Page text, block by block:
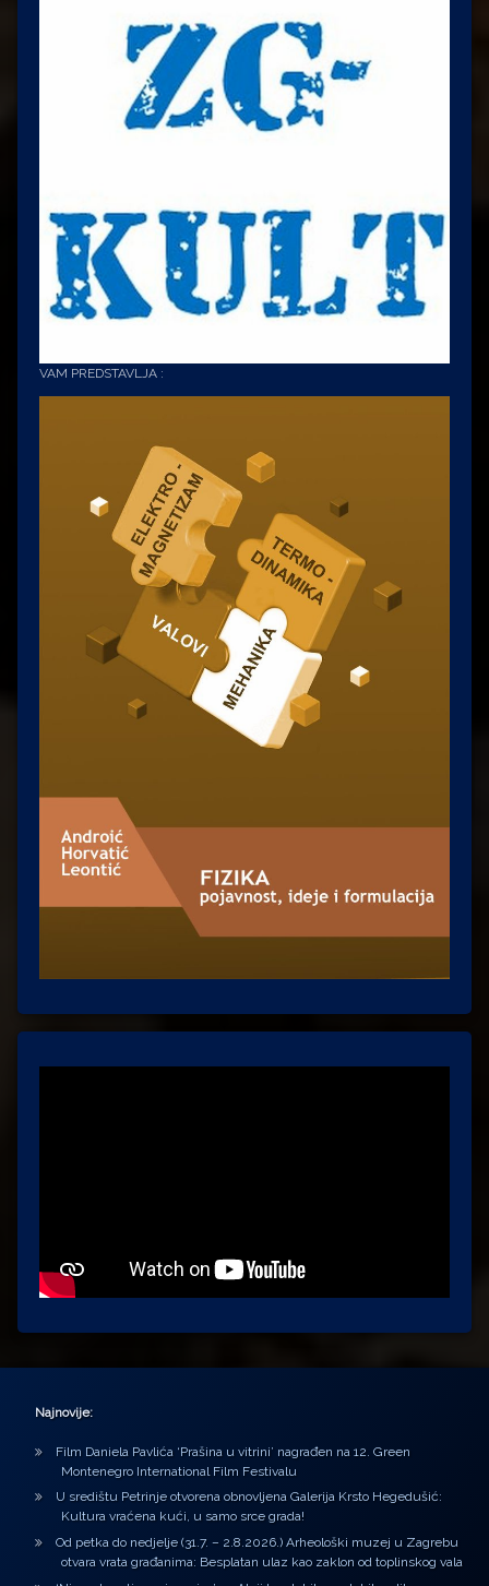
VAM PREDSTAVLJA :
Najnovije:
Film Daniela Pavlića ‘Prašina u vitrini’ nagrađen na 12. Green
Montenegro International Film Festivalu
U središtu Petrinje otvorena obnovljena Galerija Krsto Hegedušić:
Kultura vraćena kući, u samo srce grada!
Od petka do nedjelje (31.7. – 2.8.2026.) Arheološki muzej u Zagrebu
otvara vrata građanima: Besplatan ulaz kao zaklon od toplinskog vala